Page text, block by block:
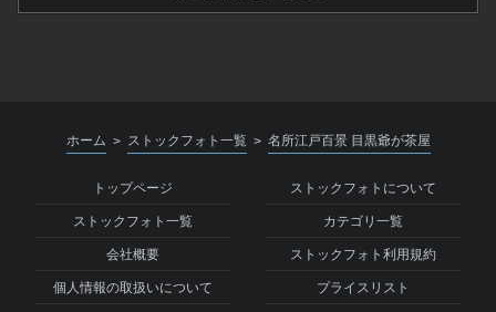
ホーム > ストックフォト一覧 > 名所江戸百景 目黒爺が茶屋
トップページ ストックフォトについて
ストックフォト一覧 カテゴリ一覧
会社概要 ストックフォト利用規約
個人情報の取扱いについて プライスリスト